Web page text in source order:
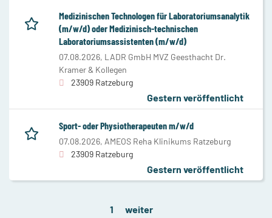
Medizinischen Technologen für Laboratoriumsanalytik
(m/w/d) oder Medizinisch-technischen
Laboratoriumsassistenten (m/w/d)
07.08.2026, LADR GmbH MVZ Geesthacht Dr.
Kramer & Kollegen
23909 Ratzeburg
Gestern veröffentlicht
Sport- oder Physiotherapeuten m/w/d
07.08.2026, AMEOS Reha Klinikums Ratzeburg
23909 Ratzeburg
Gestern veröffentlicht
1 weiter